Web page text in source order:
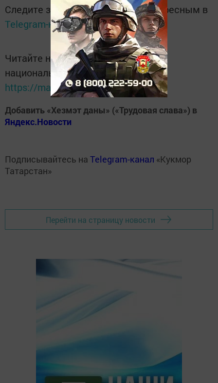
Следите за самым важным и интересным в
Telegram-каналеТатмедиа
Читайте новости Татарстана в
национальном мессенджере MАХ:
https://max.ru/tatmedia
Добавить «Хезмэт даны» («Трудовая слава») в
Яндекс.Новости
Подписывайтесь на Telegram-канал «Кукмор
Татарстан»
Перейти на страницу новости